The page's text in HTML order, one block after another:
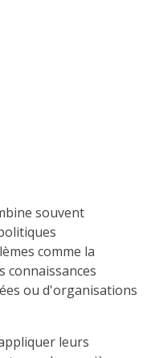
souvent
comme la
connaissances
ou d'organisations
leurs